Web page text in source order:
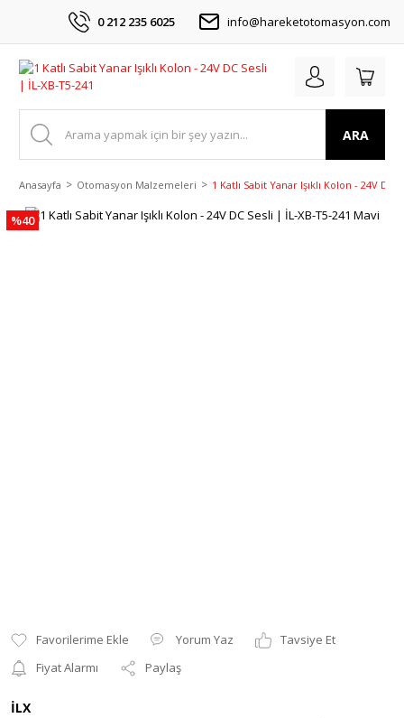
0 212 235 6025 info@hareketotomasyon.com
ARA
Anasayfa Otomasyon Malzemeleri 1 Katlı Sabit Yanar Işıklı Kolon - 24V DC
%40
Yorum Yaz
Tavsiye Et
Fiyat Alarmı
Paylaş
İLX